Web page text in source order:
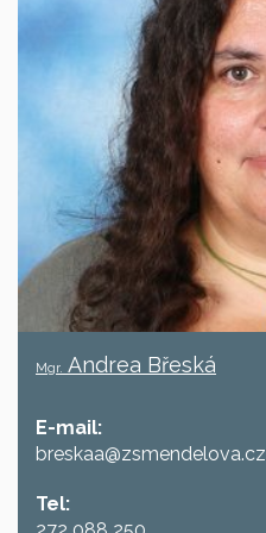
Mgr. Andrea Břeská
E-mail:
breskaa@zsmendelova.cz
Tel: